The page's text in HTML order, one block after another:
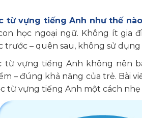
từ vựng tiếng Anh như thế nào
học ngoại ngữ. Không ít gia
trước – quên sau, không sử
từ vựng tiếng Anh không nên
– đúng khả năng của trẻ. Bài
từ vựng tiếng Anh một cách